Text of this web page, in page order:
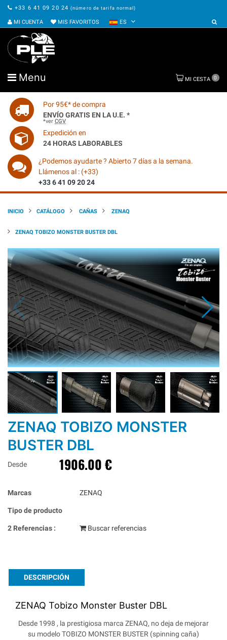
+33 6 41 09 20 24(número de tarifa normal)
MI CUENTA MIS FAVORITOS ES
Menu MI CESTA 0
Por 95€* de compra
ENVÍO GRATIS EN LA U.E. *
*ver CGV
Expedición en
24 HORAS LABORABLES
¿Podemos ayudarte ? Abierto 7 días a la semana.
Llámenos al : (+33)
+33 6 41 09 20 24
INICIO CATÁLOGO CAÑAS ZENAQ
ZENAQ TOBIZO MONSTER BUSTER DBL
ZENAQ TOBIZO MONSTER
BUSTER DBL
Desde 1906.00 €
Marcas ZENAQ
Tipo de producto
2 Referencias : Buscar referencias
DESCRIPCIÓN
ZENAQ Tobizo Monster Buster DBL
Desde 1998 , la prestigiosa marca ZENAQ, no deja de mejorar
su modelo TOBIZO MONSTER BUSTER (spinning caña)